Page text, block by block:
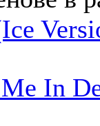
In